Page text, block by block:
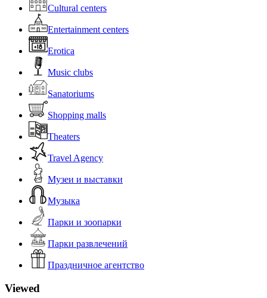
Cultural centers
Entertainment centers
Erotica
Music clubs
Sanatoriums
Shopping malls
Theaters
Travel Agency
Музеи и выставки
Музыка
Парки и зоопарки
Парки развлечений
Праздничное агентство
Viewed